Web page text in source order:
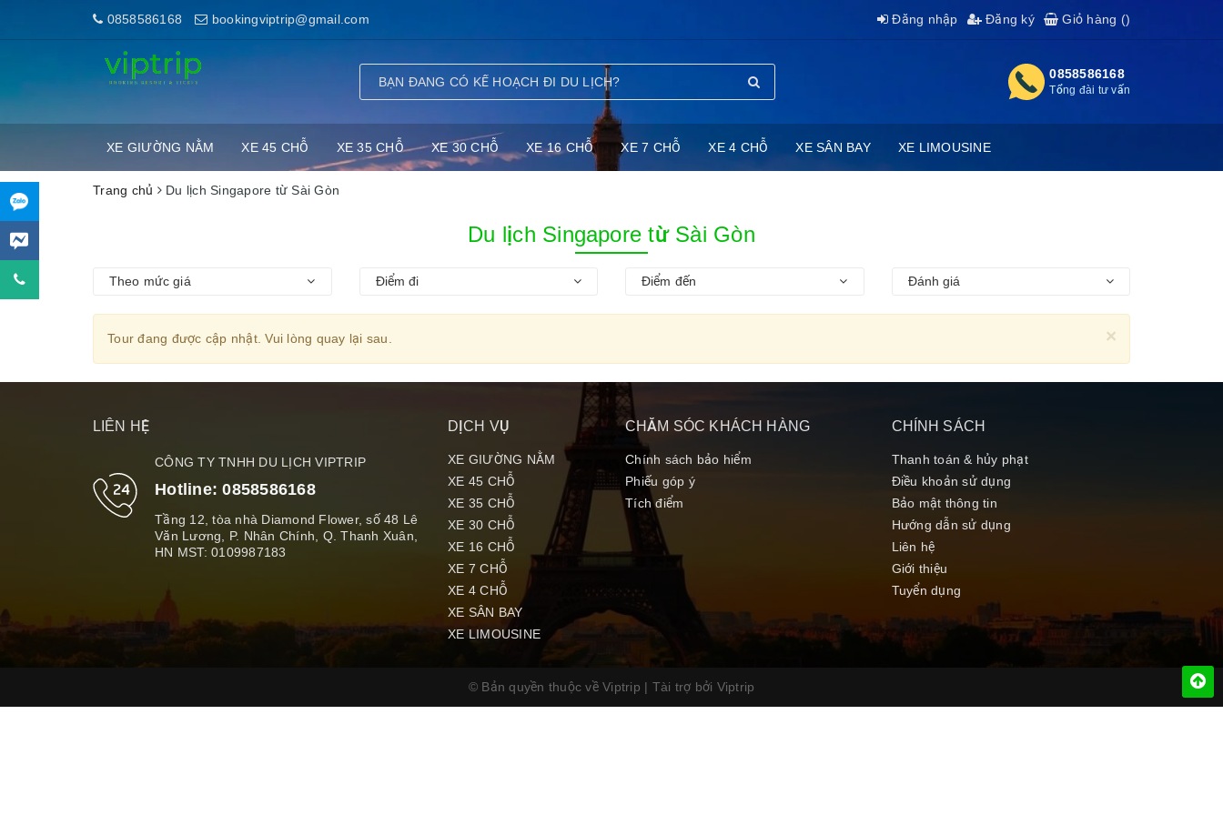
0858586168 bookingviptrip@gmail.com Giỏ hàng ()
Đăng nhập Đăng ký
0858586168
Tổng đài tư vấn
XE GIƯỜNG NẰM XE 45 CHỖ XE 35 CHỖ XE 30 CHỖ XE 16 CHỖ XE 7 CHỖ XE 4 CHỖ XE SÂN BAY XE LIMOUSINE
Trang chủ Du lịch Singapore từ Sài Gòn
Du lịch Singapore từ Sài Gòn
Theo mức giá Điểm đi Điểm đến Đánh giá
×
Tour đang được cập nhật. Vui lòng quay lại sau.
LIÊN HỆ
CÔNG TY TNHH DU LỊCH VIPTRIP
Hotline:0858586168
Tầng 12, tòa nhà Diamond Flower, số 48 Lê
Văn Lương, P. Nhân Chính, Q. Thanh Xuân,
HN MST: 0109987183
DỊCH VỤ
XE GIƯỜNG NẰM
XE 45 CHỖ
XE 35 CHỖ
XE 30 CHỖ
XE 16 CHỖ
XE 7 CHỖ
XE 4 CHỖ
XE SÂN BAY
XE LIMOUSINE
CHĂM SÓC KHÁCH HÀNG
Chính sách bảo hiểm
Phiếu góp ý
Tích điểm
CHÍNH SÁCH
Thanh toán & hủy phạt
Điều khoản sử dụng
Bảo mật thông tin
Hướng dẫn sử dụng
Liên hệ
Giới thiệu
Tuyển dụng
© Bản quyền thuộc về Viptrip | Tài trợ bởi Viptrip